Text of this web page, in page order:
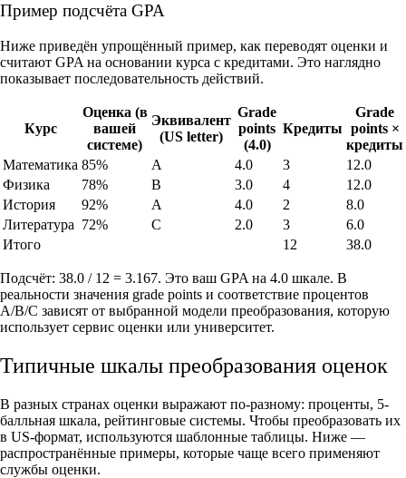
Пример подсчёта GPA
Ниже приведён упрощённый пример, как переводят оценки и
считают GPA на основании курса с кредитами. Это наглядно
показывает последовательность действий.
Курс
Оценка (в
вашей
системе)
Эквивалент
(US letter)
Grade
points
(4.0)
Кредиты
Grade
points ×
кредиты
Математика 85% A 4.0 3
12.0
Физика
78% B 3.0 4
12.0
История
92% A 4.0 2
8.0
Литература 72% C 2.0 3
6.0
Итого
12 38.0
Подсчёт: 38.0 / 12 = 3.167. Это ваш GPA на 4.0 шкале. В
реальности значения grade points и соответствие процентов
A/B/C зависят от выбранной модели преобразования, которую
использует сервис оценки или университет.
Типичные шкалы преобразования оценок
В разных странах оценки выражают по-разному: проценты, 5-
балльная шкала, рейтинговые системы. Чтобы преобразовать их
в US-формат, используются шаблонные таблицы. Ниже —
распространённые примеры, которые чаще всего применяют
службы оценки.